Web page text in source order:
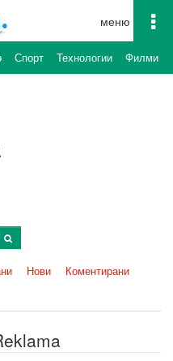
Спорт Технологии Филми
Нови
Коментирани